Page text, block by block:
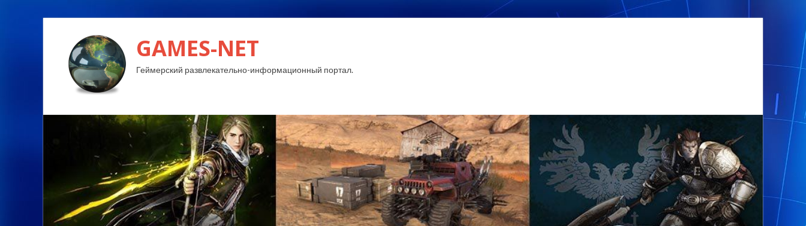
GAMES-NET
Геймерский развлекательно-информационный портал.